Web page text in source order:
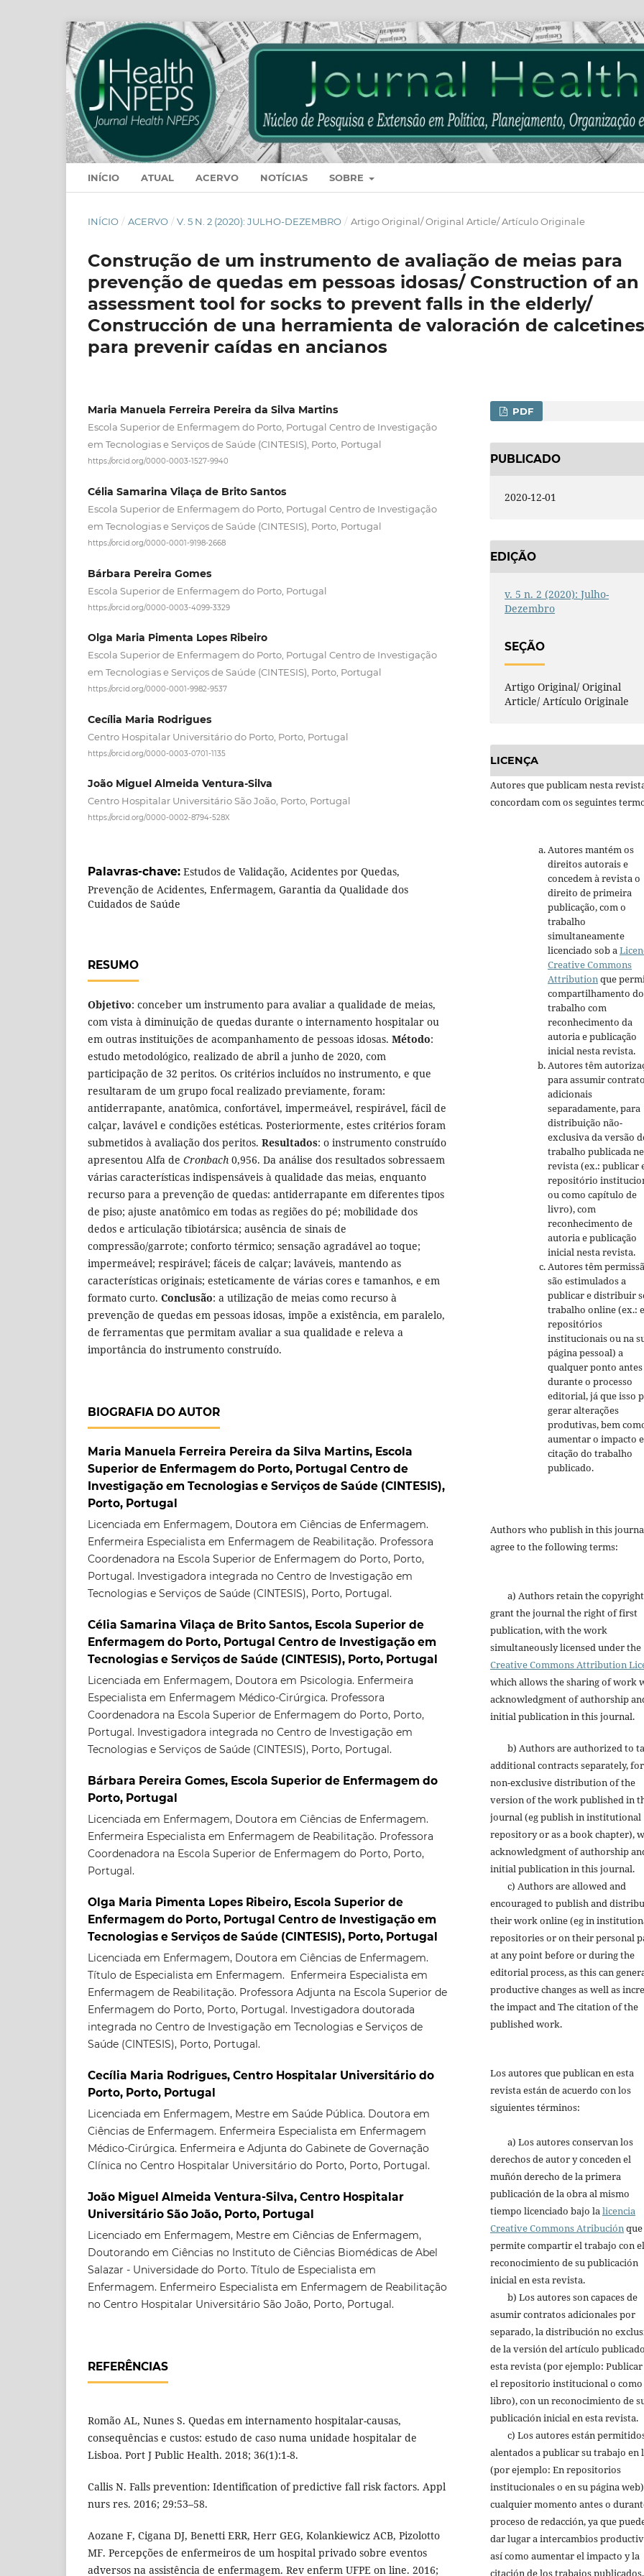
INÍCIO ATUAL ACERVO NOTÍCIAS SOBRE
INÍCIO / ACERVO / V. 5 N. 2 (2020): JULHO-DEZEMBRO / Artigo Original/ Original Article/ Artículo Originale
Construção de um instrumento de avaliação de meias para
prevenção de quedas em pessoas idosas/ Construction of an
assessment tool for socks to prevent falls in the elderly/
Construcción de una herramienta de valoración de calcetines
para prevenir caídas en ancianos
Maria Manuela Ferreira Pereira da Silva Martins
Escola Superior de Enfermagem do Porto, Portugal Centro de Investigação
em Tecnologias e Serviços de Saúde (CINTESIS), Porto, Portugal
https://orcid.org/0000-0003-1527-9940
Célia Samarina Vilaça de Brito Santos
Escola Superior de Enfermagem do Porto, Portugal Centro de Investigação
em Tecnologias e Serviços de Saúde (CINTESIS), Porto, Portugal
https://orcid.org/0000-0001-9198-2668
Bárbara Pereira Gomes
Escola Superior de Enfermagem do Porto, Portugal
https://orcid.org/0000-0003-4099-3329
Olga Maria Pimenta Lopes Ribeiro
Escola Superior de Enfermagem do Porto, Portugal Centro de Investigação
em Tecnologias e Serviços de Saúde (CINTESIS), Porto, Portugal
https://orcid.org/0000-0001-9982-9537
Cecília Maria Rodrigues
Centro Hospitalar Universitário do Porto, Porto, Portugal
https://orcid.org/0000-0003-0701-1135
João Miguel Almeida Ventura-Silva
Centro Hospitalar Universitário São João, Porto, Portugal
https://orcid.org/0000-0002-8794-528X
Palavras-chave: Estudos de Validação, Acidentes por Quedas,
Prevenção de Acidentes, Enfermagem, Garantia da Qualidade dos
Cuidados de Saúde
RESUMO
Objetivo: conceber um instrumento para avaliar a qualidade de meias,
com vista à diminuição de quedas durante o internamento hospitalar ou
em outras instituições de acompanhamento de pessoas idosas. Método:
estudo metodológico, realizado de abril a junho de 2020, com
participação de 32 peritos. Os critérios incluídos no instrumento, e que
resultaram de um grupo focal realizado previamente, foram:
antiderrapante, anatômica, confortável, impermeável, respirável, fácil de
calçar, lavável e condições estéticas. Posteriormente, estes critérios foram
submetidos à avaliação dos peritos. Resultados: o instrumento construído
apresentou Alfa de Cronbach 0,956. Da análise dos resultados sobressaem
várias características indispensáveis à qualidade das meias, enquanto
recurso para a prevenção de quedas: antiderrapante em diferentes tipos
de piso; ajuste anatômico em todas as regiões do pé; mobilidade dos
dedos e articulação tibiotársica; ausência de sinais de
compressão/garrote; conforto térmico; sensação agradável ao toque;
impermeável; respirável; fáceis de calçar; laváveis, mantendo as
características originais; esteticamente de várias cores e tamanhos, e em
formato curto. Conclusão: a utilização de meias como recurso à
prevenção de quedas em pessoas idosas, impõe a existência, em paralelo,
de ferramentas que permitam avaliar a sua qualidade e releva a
importância do instrumento construído.
BIOGRAFIA DO AUTOR
Maria Manuela Ferreira Pereira da Silva Martins, Escola
Superior de Enfermagem do Porto, Portugal Centro de
Investigação em Tecnologias e Serviços de Saúde (CINTESIS),
Porto, Portugal
Licenciada em Enfermagem, Doutora em Ciências de Enfermagem.
Enfermeira Especialista em Enfermagem de Reabilitação. Professora
Coordenadora na Escola Superior de Enfermagem do Porto, Porto,
Portugal. Investigadora integrada no Centro de Investigação em
Tecnologias e Serviços de Saúde (CINTESIS), Porto, Portugal.
Célia Samarina Vilaça de Brito Santos, Escola Superior de
Enfermagem do Porto, Portugal Centro de Investigação em
Tecnologias e Serviços de Saúde (CINTESIS), Porto, Portugal
Licenciada em Enfermagem, Doutora em Psicologia. Enfermeira
Especialista em Enfermagem Médico-Cirúrgica. Professora
Coordenadora na Escola Superior de Enfermagem do Porto, Porto,
Portugal. Investigadora integrada no Centro de Investigação em
Tecnologias e Serviços de Saúde (CINTESIS), Porto, Portugal.
Bárbara Pereira Gomes, Escola Superior de Enfermagem do
Porto, Portugal
Licenciada em Enfermagem, Doutora em Ciências de Enfermagem.
Enfermeira Especialista em Enfermagem de Reabilitação. Professora
Coordenadora na Escola Superior de Enfermagem do Porto, Porto,
Portugal.
Olga Maria Pimenta Lopes Ribeiro, Escola Superior de
Enfermagem do Porto, Portugal Centro de Investigação em
Tecnologias e Serviços de Saúde (CINTESIS), Porto, Portugal
Licenciada em Enfermagem, Doutora em Ciências de Enfermagem.
Título de Especialista em Enfermagem. Enfermeira Especialista em
Enfermagem de Reabilitação. Professora Adjunta na Escola Superior de
Enfermagem do Porto, Porto, Portugal. Investigadora doutorada
integrada no Centro de Investigação em Tecnologias e Serviços de
Saúde (CINTESIS), Porto, Portugal.
Cecília Maria Rodrigues, Centro Hospitalar Universitário do
Porto, Porto, Portugal
Licenciada em Enfermagem, Mestre em Saúde Pública. Doutora em
Ciências de Enfermagem. Enfermeira Especialista em Enfermagem
Médico-Cirúrgica. Enfermeira e Adjunta do Gabinete de Governação
Clínica no Centro Hospitalar Universitário do Porto, Porto, Portugal.
João Miguel Almeida Ventura-Silva, Centro Hospitalar
Universitário São João, Porto, Portugal
Licenciado em Enfermagem, Mestre em Ciências de Enfermagem,
Doutorando em Ciências no Instituto de Ciências Biomédicas de Abel
Salazar - Universidade do Porto. Título de Especialista em
Enfermagem. Enfermeiro Especialista em Enfermagem de Reabilitação
no Centro Hospitalar Universitário São João, Porto, Portugal.
REFERÊNCIAS
Romão AL, Nunes S. Quedas em internamento hospitalar-causas,
consequências e custos: estudo de caso numa unidade hospitalar de
Lisboa. Port J Public Health. 2018; 36(1):1-8.
Callis N. Falls prevention: Identification of predictive fall risk factors. Appl
nurs res. 2016; 29:53–58.
Aozane F, Cigana DJ, Benetti ERR, Herr GEG, Kolankiewicz ACB, Pizolotto
MF. Percepções de enfermeiros de um hospital privado sobre eventos
adversos na assistência de enfermagem. Rev enferm UFPE on line. 2016;
PDF
PUBLICADO
2020-12-01
EDIÇÃO
v. 5 n. 2 (2020): Julho-
Dezembro
SEÇÃO
Artigo Original/ Original
Article/ Artículo Originale
LICENÇA
Autores que publicam nesta
concordam com os seguintes
Autores mantém os
direitos autorais e
concedem à revista o
direito de primeira
publicação, com o
trabalho
simultaneamente
licenciado sob a
Creative Commons
Attributionque
compartilhamento do
trabalho com
reconhecimento da
autoria e publicação
inicial nesta revista.
Autores têm
para assumir
adicionais
separadamente, para
distribuição não-
exclusiva da versão
trabalho publicada
revista (ex.: publicar
repositório
ou como capítulo de
livro), com
reconhecimento de
autoria e publicação
inicial nesta revista.
Autores têm
são estimulados a
publicar e distribuir
trabalho online (ex.:
repositórios
institucionais ou na
página pessoal) a
qualquer ponto
durante o processo
editorial, já que isso
gerar alterações
produtivas, bem
aumentar o impacto
citação do trabalho
publicado.
Authors who publish in this
agree to the following terms:
a) Authors retain the
grant the journal the right of first
publication, with the work
simultaneously licensed under the
Creative Commons Attribution
which allows the sharing of work
acknowledgment of authorship
initial publication in this journal.
b) Authors are authorized to
additional contracts separately, for
non-exclusive distribution of the
version of the work published in
journal (eg publish in institutional
repository or as a book chapter),
acknowledgment of authorship
initial publication in this journal.
c) Authors are allowed and
encouraged to publish and
their work online (eg in
repositories or on their personal
at any point before or during the
editorial process, as this can
productive changes as well as
the impact and The citation of the
published work.
Los autores que publican en esta
revista están de acuerdo con los
siguientes términos:
a) Los autores conservan los
derechos de autor y conceden el
muñón derecho de la primera
publicación de la obra al mismo
tiempo licenciado bajo lalicencia
Creative Commons Atribuciónque
permite compartir el trabajo con el
reconocimiento de su publicación
inicial en esta revista.
b) Los autores son capaces de
asumir contratos adicionales por
separado, la distribución no
de la versión del artículo
esta revista (por ejemplo: Publicar
el repositorio institucional o
libro), con un reconocimiento de
publicación inicial en esta revista.
c) Los autores están
alentados a publicar su trabajo en
(por ejemplo: En repositorios
institucionales o en su página
cualquier momento antes o
proceso de redacción, ya que
dar lugar a intercambios
así como aumentar el impacto y la
citación de los trabajos publicados.